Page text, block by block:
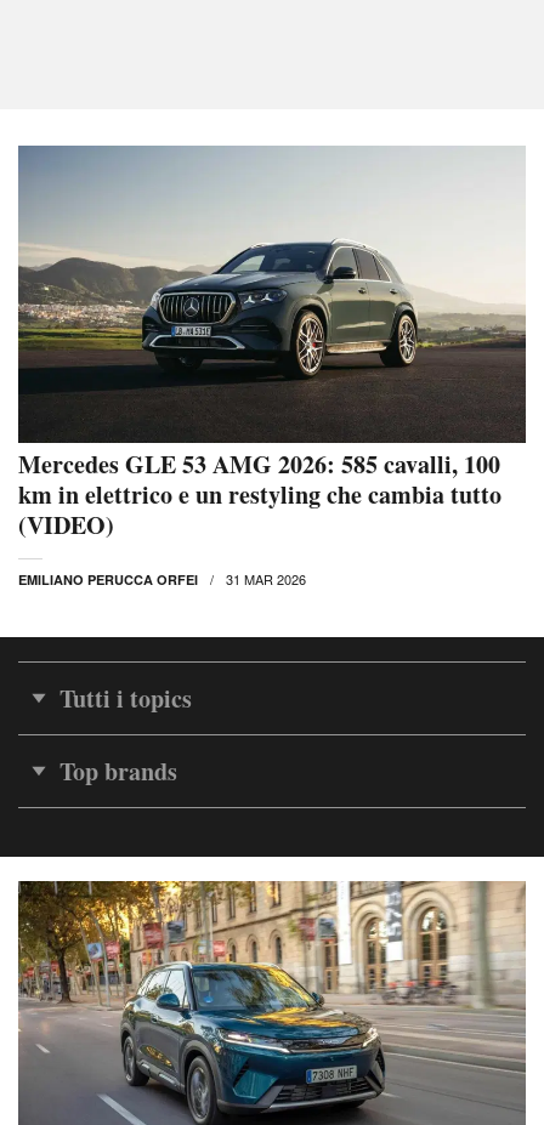
Mercedes GLE 53 AMG 2026: 585 cavalli, 100
km in elettrico e un restyling che cambia tutto
(VIDEO)
EMILIANO PERUCCA ORFEI 31 MAR 2026
Tutti i topics
Top brands